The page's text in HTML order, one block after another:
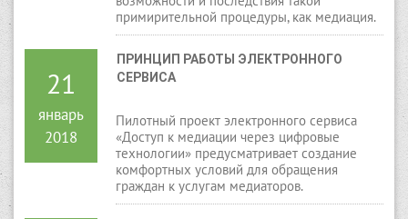
примирительной процедуры, как медиация.
21
январь
2018
ПРИНЦИП РАБОТЫ ЭЛЕКТРОННОГО
СЕРВИСА
Пилотный проект электронного сервиса
«Доступ к медиации через цифровые
технологии» предусматривает создание
комфортных условий для обращения
граждан к услугам медиаторов.